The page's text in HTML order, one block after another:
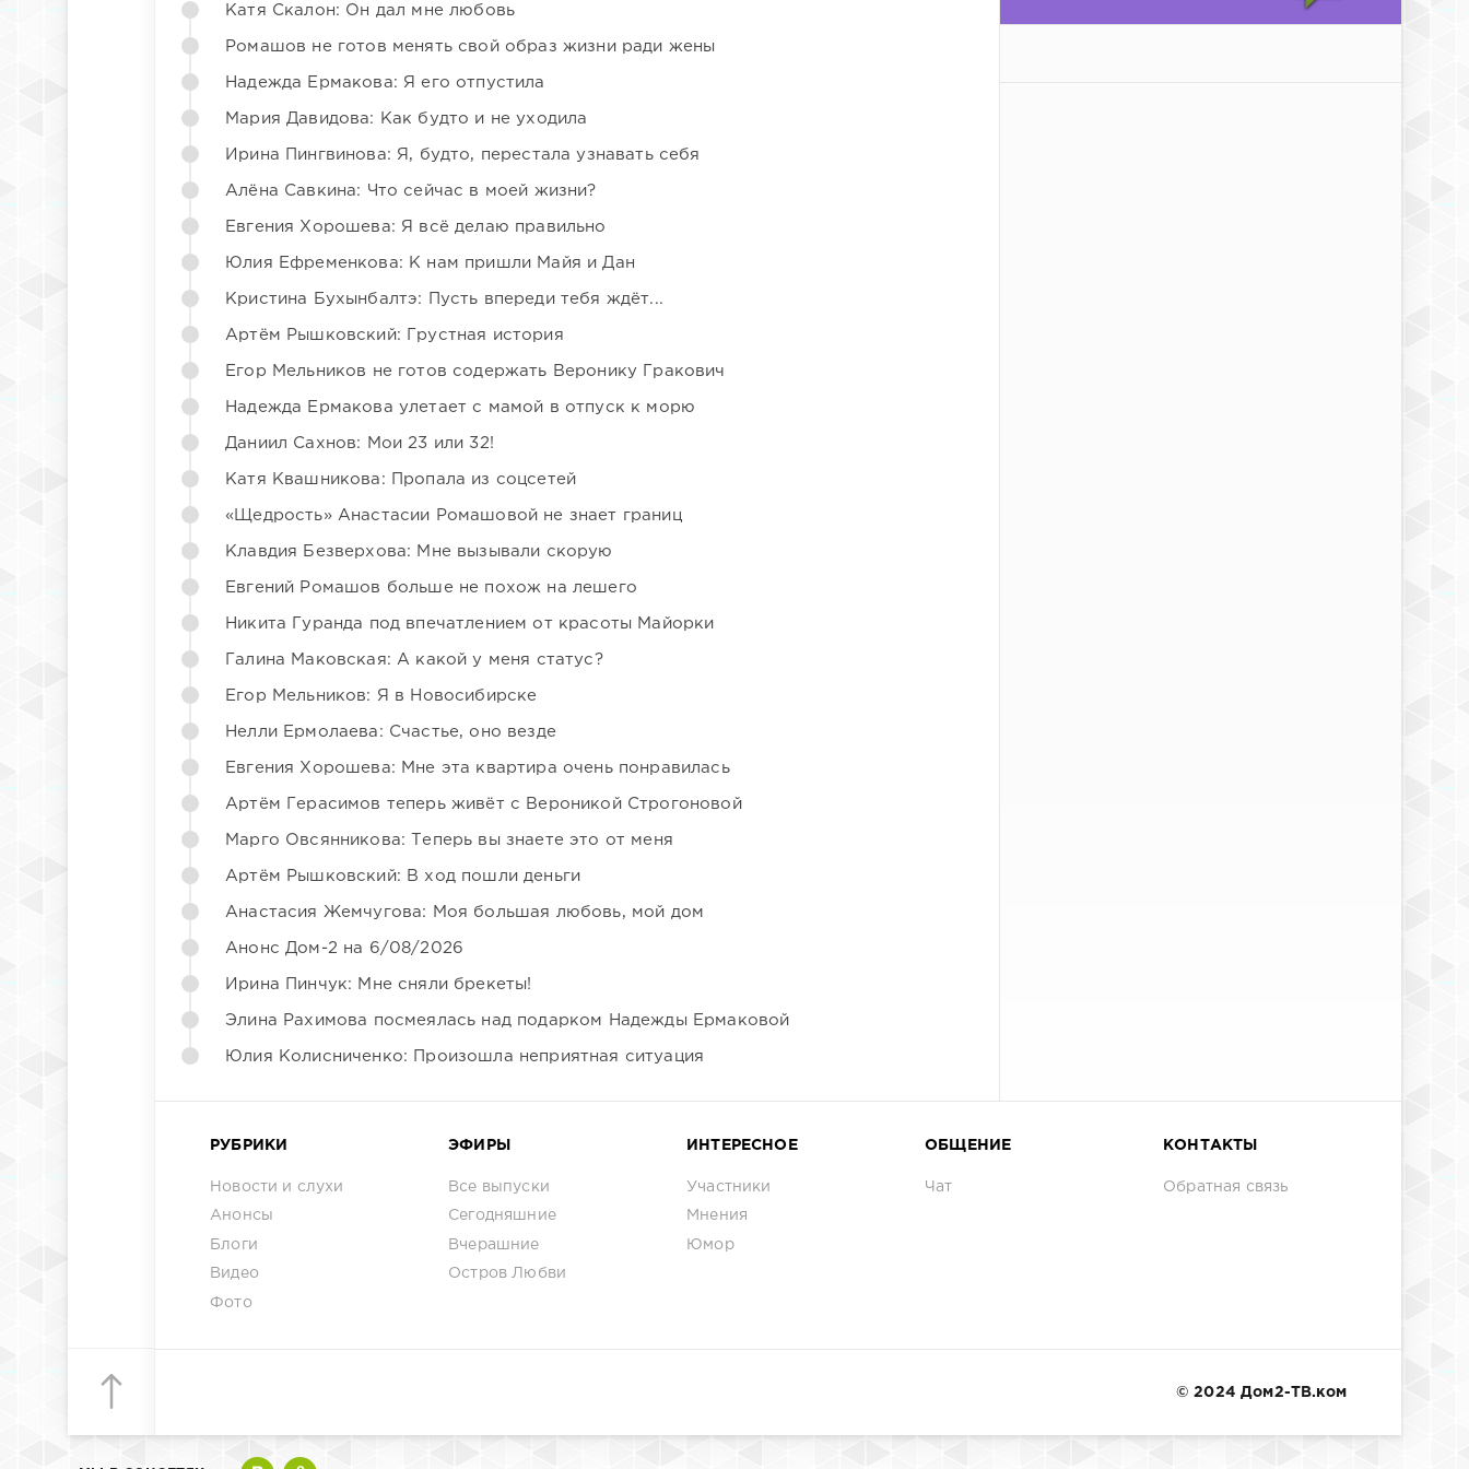
Катя Скалон: Он дал мне любовь
Ромашов не готов менять свой образ жизни ради жены
Надежда Ермакова: Я его отпустила
Мария Давидова: Как будто и не уходила
Ирина Пингвинова: Я, будто, перестала узнавать себя
Алёна Савкина: Что сейчас в моей жизни?
Евгения Хорошева: Я всё делаю правильно
Юлия Ефременкова: К нам пришли Майя и Дан
Кристина Бухынбалтэ: Пусть впереди тебя ждёт...
Артём Рышковский: Грустная история
Егор Мельников не готов содержать Веронику Гракович
Надежда Ермакова улетает с мамой в отпуск к морю
Даниил Сахнов: Мои 23 или 32!
Катя Квашникова: Пропала из соцсетей
«Щедрость» Анастасии Ромашовой не знает границ
Клавдия Безверхова: Мне вызывали скорую
Евгений Ромашов больше не похож на лешего
Никита Гуранда под впечатлением от красоты Майорки
Галина Маковская: А какой у меня статус?
Егор Мельников: Я в Новосибирске
Нелли Ермолаева: Счастье, оно везде
Евгения Хорошева: Мне эта квартира очень понравилась
Артём Герасимов теперь живёт с Вероникой Строгоновой
Марго Овсянникова: Теперь вы знаете это от меня
Артём Рышковский: В ход пошли деньги
Анастасия Жемчугова: Моя большая любовь, мой дом
Анонс Дом-2 на 6/08/2026
Ирина Пинчук: Мне сняли брекеты!
Элина Рахимова посмеялась над подарком Надежды Ермаковой
Юлия Колисниченко: Произошла неприятная ситуация
РУБРИКИ
Новости и слухи
Анонсы
Блоги
Видео
Фото
ЭФИРЫ
Все выпуски
Сегодняшние
Вчерашние
Остров Любви
ИНТЕРЕСНОЕ
Участники
Мнения
Юмор
ОБЩЕНИЕ
Чат
КОНТАКТЫ
Обратная связь
© 2024 Дом2-ТВ.ком